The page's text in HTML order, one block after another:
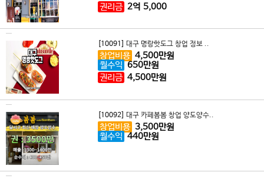
권리금 2억 5,000
[10091] 대구 명랑핫도그 창업 정보 ..
창업비용 4,500만원
월수익 650만원
권리금 4,500만원
[10092] 대구 카페봄봄 창업 양도양수..
창업비용 3,500만원
월수익 440만원